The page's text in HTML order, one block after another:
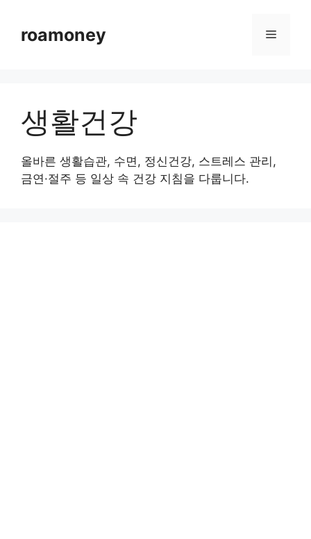
roamoney 메
생활건강
올바른 생활습관, 수면, 정신건강, 스트레스 관리,
금연·절주 등 일상 속 건강 지침을 다룹니다.